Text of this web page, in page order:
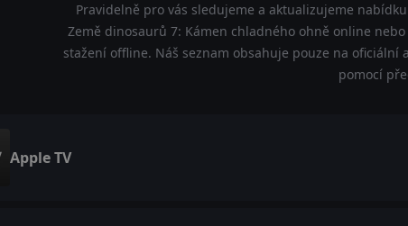
Pravidelně pro vás sledujeme a aktualizujeme
Země dinosaurů 7: Kámen chladného ohně online
stažení offline. Náš seznam obsahuje pouze na
pomocí
Apple TV